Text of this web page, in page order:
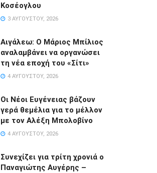
Κοσέογλου
3 ΑΥΓΟΎΣΤΟΥ, 2026
Αιγάλεω: Ο Μάριος Μπίλιος
αναλαμβάνει να οργανώσει
τη νέα εποχή του «Σίτι»
4 ΑΥΓΟΎΣΤΟΥ, 2026
Οι Νέοι Ευγένειας βάζουν
γερά θεμέλια για το μέλλον
με τον Αλέξη Μπολοβίνο
4 ΑΥΓΟΎΣΤΟΥ, 2026
Συνεχίζει για τρίτη χρονιά ο
Παναγιώτης Αυγέρης –